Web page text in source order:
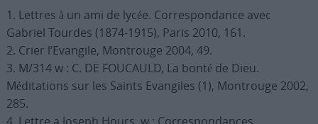
1. Lettres à un ami de lycée. Correspondance avec
Gabriel Tourdes (1874-1915), Paris 2010, 161.
2. Crier l’Evangile, Montrouge 2004, 49.
3. M/314 w : C. DE FOUCAULD, La bonté de Dieu.
Méditations sur les Saints Evangiles (1), Montrouge 2002,
285.